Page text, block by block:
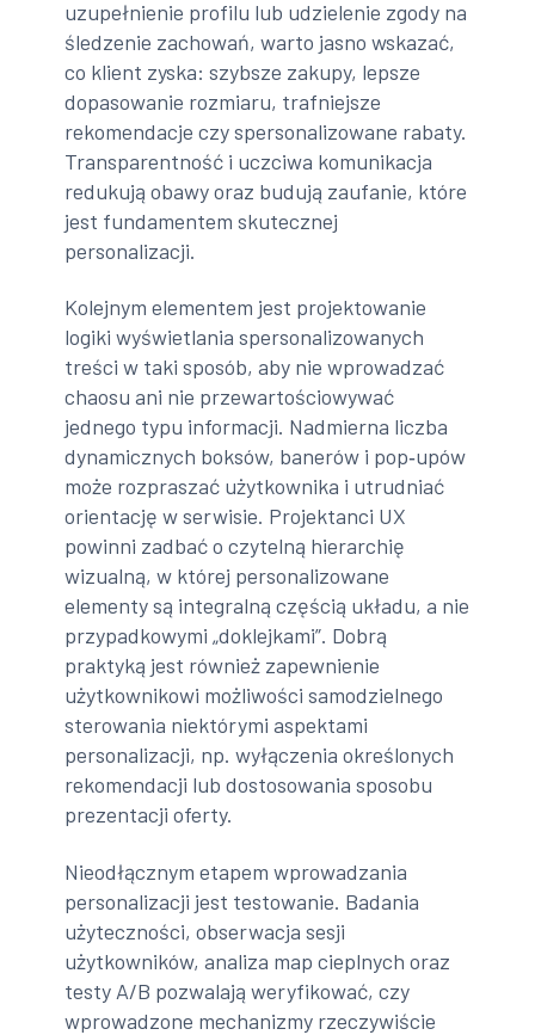
uzupełnienie profilu lub udzielenie zgody na
śledzenie zachowań, warto jasno wskazać,
co klient zyska: szybsze zakupy, lepsze
dopasowanie rozmiaru, trafniejsze
rekomendacje czy spersonalizowane rabaty.
Transparentność i uczciwa komunikacja
redukują obawy oraz budują zaufanie, które
jest fundamentem skutecznej
personalizacji.
Kolejnym elementem jest projektowanie
logiki wyświetlania spersonalizowanych
treści w taki sposób, aby nie wprowadzać
chaosu ani nie przewartościowywać
jednego typu informacji. Nadmierna liczba
dynamicznych boksów, banerów i pop‑upów
może rozpraszać użytkownika i utrudniać
orientację w serwisie. Projektanci UX
powinni zadbać o czytelną hierarchię
wizualną, w której personalizowane
elementy są integralną częścią układu, a nie
przypadkowymi „doklejkami”. Dobrą
praktyką jest również zapewnienie
użytkownikowi możliwości samodzielnego
sterowania niektórymi aspektami
personalizacji, np. wyłączenia określonych
rekomendacji lub dostosowania sposobu
prezentacji oferty.
Nieodłącznym etapem wprowadzania
personalizacji jest testowanie. Badania
użyteczności, obserwacja sesji
użytkowników, analiza map cieplnych oraz
testy A/B pozwalają weryfikować, czy
wprowadzone mechanizmy rzeczywiście